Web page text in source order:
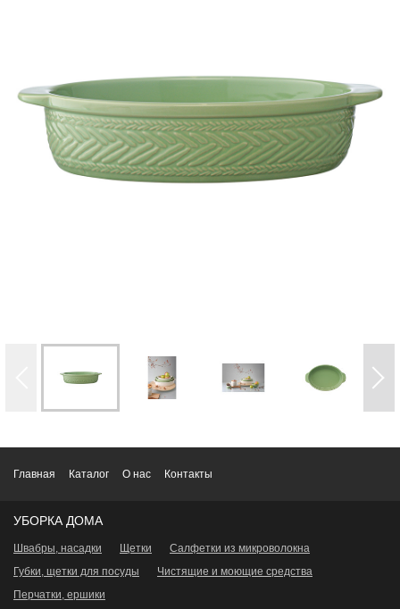
Главная Каталог О нас Контакты
УБОРКА ДОМА
Швабры, насадки Щетки
Салфетки из микроволокна
Губки, щетки для посуды
Чистящие и моющие средства
Перчатки, ершики